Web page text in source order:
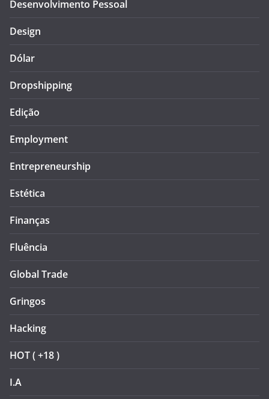
Desenvolvimento Pessoal
Design
Dólar
Dropshipping
Edição
Employment
Entrepreneurship
Estética
Finanças
Fluência
Global Trade
Gringos
Hacking
HOT ( +18 )
I.A